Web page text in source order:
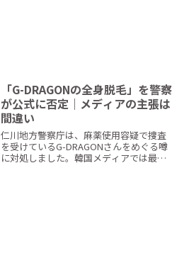
「G-DRAGONの全身脱毛」を警察
が公式に否定｜メディアの主張は
間違い
仁川地方警察庁は、麻薬使用容疑で捜査
を受けているG-DRAGONさんをめぐる噂
に対処しました。韓国メディアでは最近